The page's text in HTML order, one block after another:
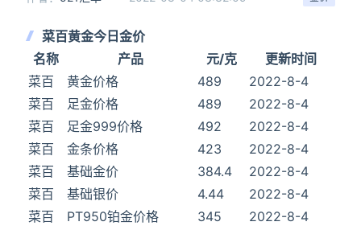
菜百黄金今日金价
名称
产品 元/克
更新时间
菜百
黄金价格 489
2022-8-4
菜百
足金价格 489
2022-8-4
菜百
足金999价格 492
2022-8-4
菜百
金条价格 423
2022-8-4
菜百
基础金价 384.4
2022-8-4
菜百
基础银价 4.44
2022-8-4
菜百
PT950铂金价格 345
2022-8-4